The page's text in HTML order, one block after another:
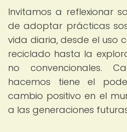
Invitamos a reflexionar
de adoptar prácticas
vida diaria, desde el uso
reciclado hasta la
no convencionales.
hacemos tiene el
cambio positivo en el
a las generaciones